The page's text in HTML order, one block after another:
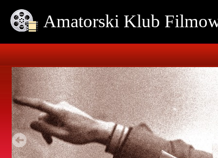
Amatorski Klub